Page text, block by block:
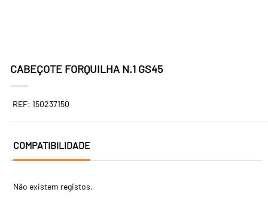
CABEÇOTE FORQUILHA N.1 GS45
REF: 150237150
COMPATIBILIDADE
Não existem registos.